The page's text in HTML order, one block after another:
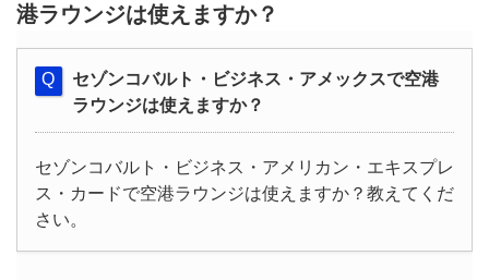
港ラウンジは使えますか？
セゾンコバルト・ビジネス・アメックスで空港
ラウンジは使えますか？
セゾンコバルト・ビジネス・アメリカン・エキスプレ
ス・カードで空港ラウンジは使えますか？教えてくだ
さい。